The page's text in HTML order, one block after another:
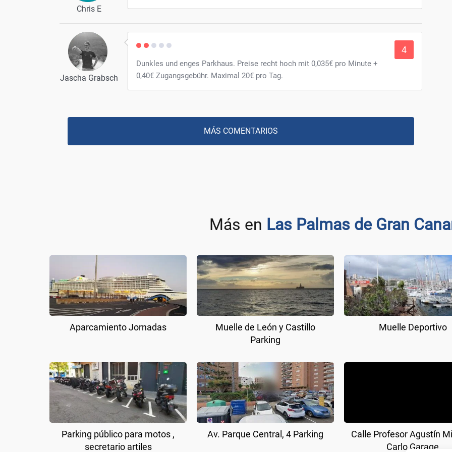
Chris E
Jascha Grabsch
4
Dunkles und enges Parkhaus. Preise recht hoch mit 0,035€ pro Minute +
0,40€ Zugangsgebühr. Maximal 20€ pro Tag.
MÁS COMENTARIOS
Más en Las Palmas de Gran
Aparcamiento Jornadas
Muelle de León y Castillo
Parking
Muelle Deportivo
Parking público para motos ,
secretario artiles
Av. Parque Central, 4 Parking
Calle Profesor Agustín
Carlo Garage